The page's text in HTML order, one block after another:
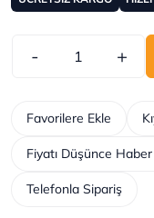
- +
Telefonla Sipariş
Favorilere Ekle
Fiyatı Düşünce